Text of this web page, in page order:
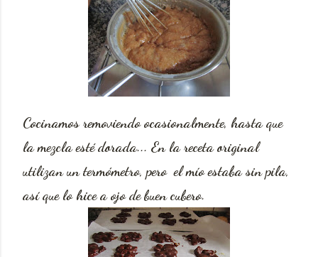
Cocinamos removiendo ocasionalmente, hasta que
la mezcla esté dorada... En la receta original
utilizan un termómetro, pero el mío estaba sin pila,
así que lo hice a ojo de buen cubero.